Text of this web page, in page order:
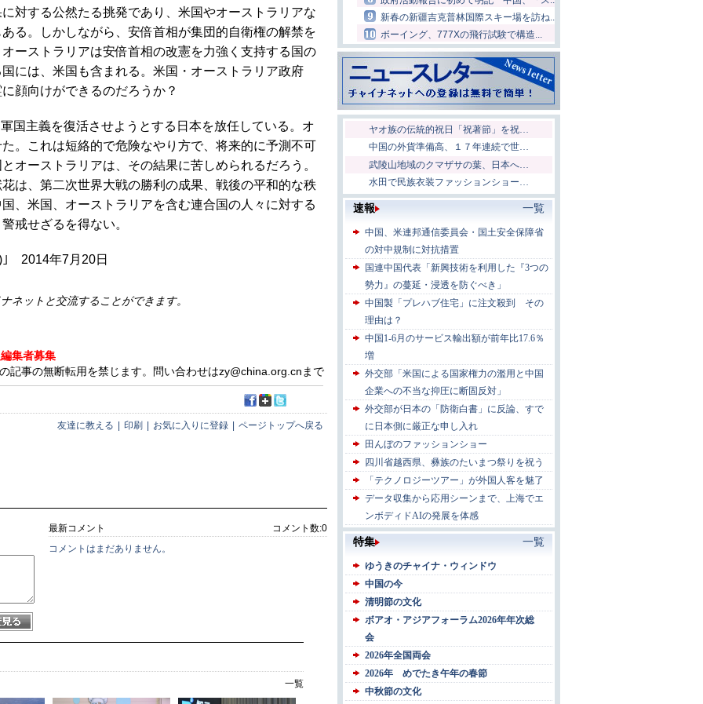
対する公然たる挑発であり、米国やオーストラリアな
る。しかしながら、安倍首相が集団的自衛権の解禁を
ーストラリアは安倍首相の改憲を力強く支持する国の
には、米国も含まれる。米国・オーストラリア政府
顔向けができるのだろうか？
国主義を復活させようとする日本を放任している。オ
。これは短絡的で危険なやり方で、将来的に予測不可
オーストラリアは、その結果に苦しめられるだろう。
は、第二次世界大戦の勝利の成果、戦後の平和的な秩
、米国、オーストラリアを含む連合国の人々に対する
戒せざるを得ない。
｣ 2014年7月20日
ネットと交流することができます。
集者募集
記事の無断転用を禁じます。問い合わせはzy@china.org.cnまで
友達に教える 印刷 お気に入りに登録 ページトップへ戻る
コメント数:0
最新コメント
コメントはまだありません。